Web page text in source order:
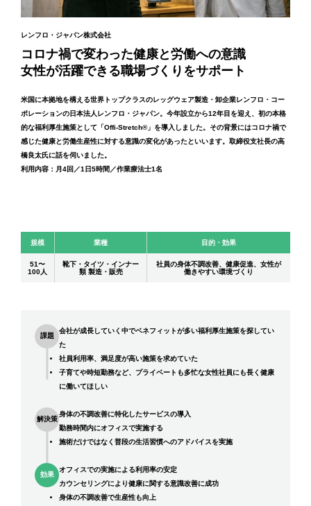
レンフロ・ジャパン株式会社
コロナ禍で変わった健康と労働への意識
女性が活躍できる職場づくりをサポート
米国に本拠地を構える世界トップクラスのレッグウェア製造・卸企業レンフロ・コー
ポレーションの日本法人レンフロ・ジャパン。今年設立から12年目を迎え、初の本格
的な福利厚生施策として「Offi-Stretch®︎」を導入しました。その背景にはコロナ禍で
感じた健康と労働生産性に対する意識の変化があったといいます。取締役支社長の高
橋良太氏に話を伺いました。
利用内容：月4回／1日5時間／作業療法士1名
規模 業種 目的・効果
51〜
100人
靴下・タイツ・インナー
類 製造・販売
社員の身体不調改善、健康促進、女性が
働きやすい環境づくり
課題
会社が成長していく中でベネフィットが多い福利厚生施策を探してい
た
社員利用率、満足度が高い施策を求めていた
子育てや時短勤務など、プライベートも多忙な女性社員にも長く健康
に働いてほしい
解決策
身体の不調改善に特化したサービスの導入
勤務時間内にオフィスで実施する
施術だけではなく普段の生活習慣へのアドバイスを実施
効果
オフィスでの実施による利用率の安定
カウンセリングにより健康に関する意識改善に成功
身体の不調改善で生産性も向上